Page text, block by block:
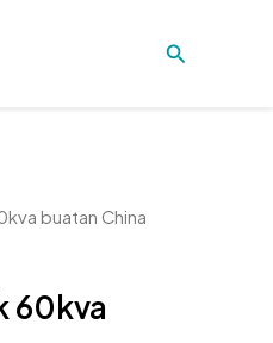
Cari
buatan China
60kva